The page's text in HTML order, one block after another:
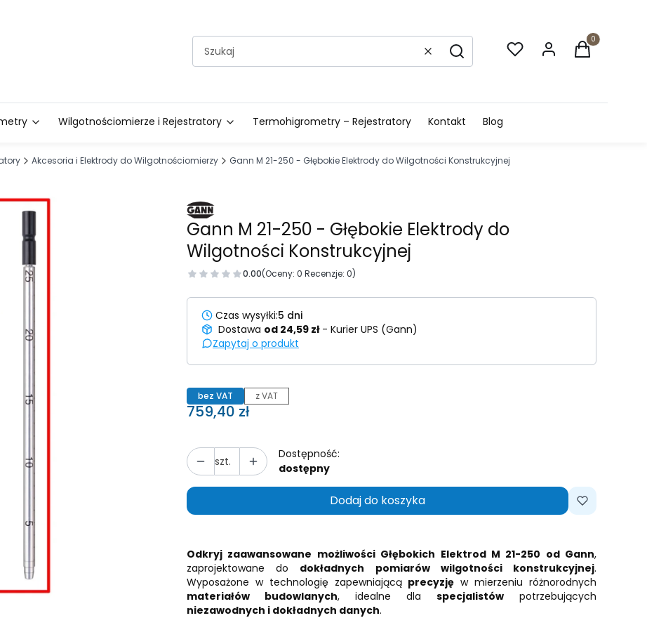
WyczyśćSzukaj
Produkty w
Wilgotnościomierze i Rejestratory Termohigrometry – Rejestratory Kontakt Blog
Akcesoria i Elektrody do Wilgotnościomierzy Gann M 21-250 - Głębokie Elektrody do Wilgotności Konstrukcyjnej
Gann M 21-250 - Głębokie Elektrody do
Wilgotności Konstrukcyjnej
0.00(Oceny: 0 Recenzje: 0)
Czas wysyłki:5 dni
Dostawa od 24,59 zł - Kurier UPS (Gann)
Zapytaj o produkt
bez VAT z VAT
Cena
759,40 zł
szt.
Dostępność:
dostępny
Dodaj do koszyka
Odkryj zaawansowane możliwości Głębokich Elektrod M 21-250 od Gann,
zaprojektowane do dokładnych pomiarów wilgotności konstrukcyjnej.
Wyposażone w technologię zapewniającą precyzję w mierzeniu różnorodnych
materiałów budowlanych, idealne dla specjalistów potrzebujących
niezawodnych i dokładnych danych.